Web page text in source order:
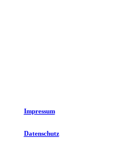
Impressum
Datenschutz